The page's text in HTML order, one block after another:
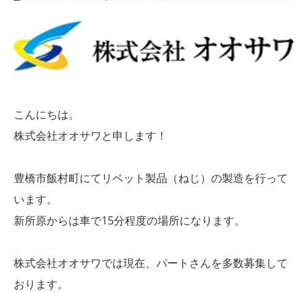
こんにちは。
株式会社オオサワと申します！
豊橋市飯村町にてリベット製品（ねじ）の製造を行って
います。
新所原からは車で15分程度の場所になります。
株式会社オオサワでは現在、パートさんを多数募集して
おります。